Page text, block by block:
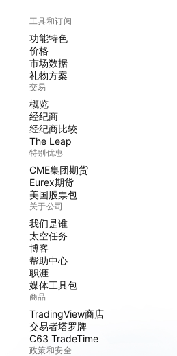
工具和订阅
功能特色
价格
市场数据
礼物方案
交易
概览
经纪商
经纪商比较
The Leap
特别优惠
CME集团期货
Eurex期货
美国股票包
关于公司
我们是谁
太空任务
博客
帮助中心
职涯
媒体工具包
商品
TradingView商店
交易者塔罗牌
C63 TradeTime
政策和安全